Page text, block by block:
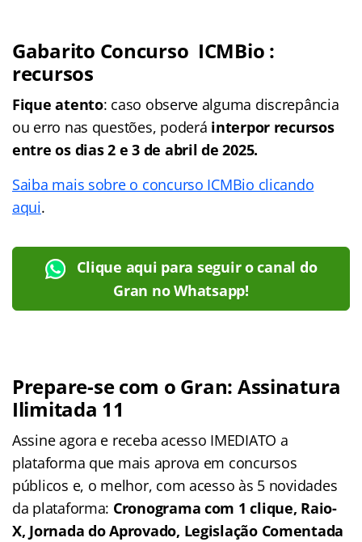
Gabarito Concurso ICMBio :
recursos
Fique atento: caso observe alguma discrepância
ou erro nas questões, poderá interpor recursos
entre os dias 2 e 3 de abril de 2025.
Saiba mais sobre o concurso ICMBio clicando
aqui.
Clique aqui para seguir o canal do
Gran no Whatsapp!
Prepare-se com o Gran: Assinatura
Ilimitada 11
Assine agora e receba acesso IMEDIATO a
plataforma que mais aprova em concursos
públicos e, o melhor, com acesso às 5 novidades
da plataforma: Cronograma com 1 clique, Raio-
X, Jornada do Aprovado, Legislação Comentada